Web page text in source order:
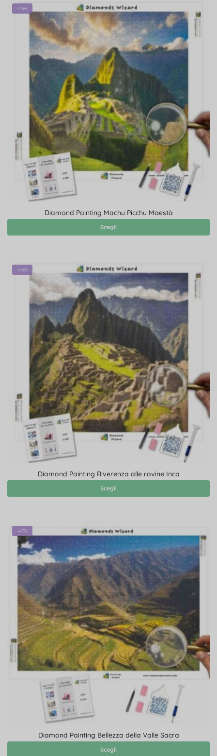
-46%
Diamond Painting Machu Picchu Maestà
Scegli
-46%
Diamond Painting Riverenza alle rovine Inca
Scegli
-47%
Diamond Painting Bellezza della Valle Sacra
Scegli